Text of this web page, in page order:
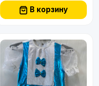
В корзину